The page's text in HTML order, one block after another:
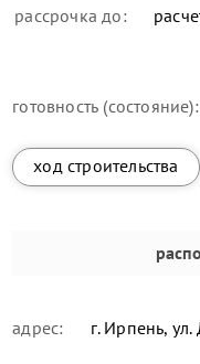
рассрочка до:
готовность (состояние):
ход строительства
адрес: г. Ирпень,